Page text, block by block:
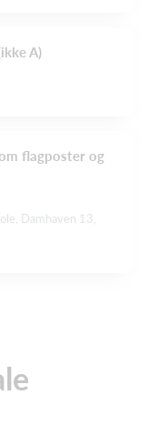
A)
flagposter og
Damhaven 13,